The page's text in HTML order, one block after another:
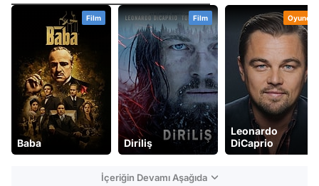
Film
Diriliş
Oyuncu
Leonardo
DiCaprio
Oyuncu
Tom Hanks
İçeriğin Devamı Aşağıda